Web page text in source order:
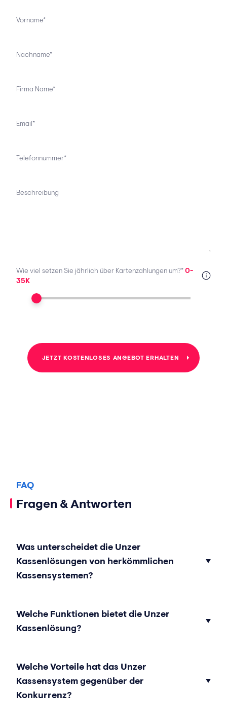
Vorname*
Nachname*
Firma Name*
Email*
Telefonnummer*
Beschreibung
Wie viel setzen Sie jährlich über Kartenzahlungen um?*0-
35K
JETZT KOSTENLOSES ANGEBOT ERHALTEN
FAQ
Fragen & Antworten
Was unterscheidet die Unzer
Kassenlösungen von herkömmlichen
Kassensystemen?
Welche Funktionen bietet die Unzer
Kassenlösung?
Welche Vorteile hat das Unzer
Kassensystem gegenüber der
Konkurrenz?